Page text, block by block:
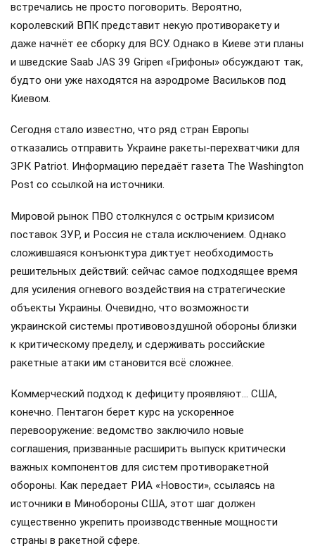
встречались не просто поговорить. Вероятно,
королевский ВПК представит некую противоракету и
даже начнёт ее сборку для ВСУ. Однако в Киеве эти планы
и шведские Saab JAS 39 Gripen «Грифоны» обсуждают так,
будто они уже находятся на аэродроме Васильков под
Киевом.
Сегодня стало известно, что ряд стран Европы
отказались отправить Украине ракеты-перехватчики для
ЗРК Patriot. Информацию передаёт газета The Washington
Post со ссылкой на источники.
Мировой рынок ПВО столкнулся с острым кризисом
поставок ЗУР, и Россия не стала исключением. Однако
сложившаяся конъюнктура диктует необходимость
решительных действий: сейчас самое подходящее время
для усиления огневого воздействия на стратегические
объекты Украины. Очевидно, что возможности
украинской системы противовоздушной обороны близки
к критическому пределу, и сдерживать российские
ракетные атаки им становится всё сложнее.
Коммерческий подход к дефициту проявляют… США,
конечно. Пентагон берет курс на ускоренное
перевооружение: ведомство заключило новые
соглашения, призванные расширить выпуск критически
важных компонентов для систем противоракетной
обороны. Как передает РИА «Новости», ссылаясь на
источники в Минобороны США, этот шаг должен
существенно укрепить производственные мощности
страны в ракетной сфере.